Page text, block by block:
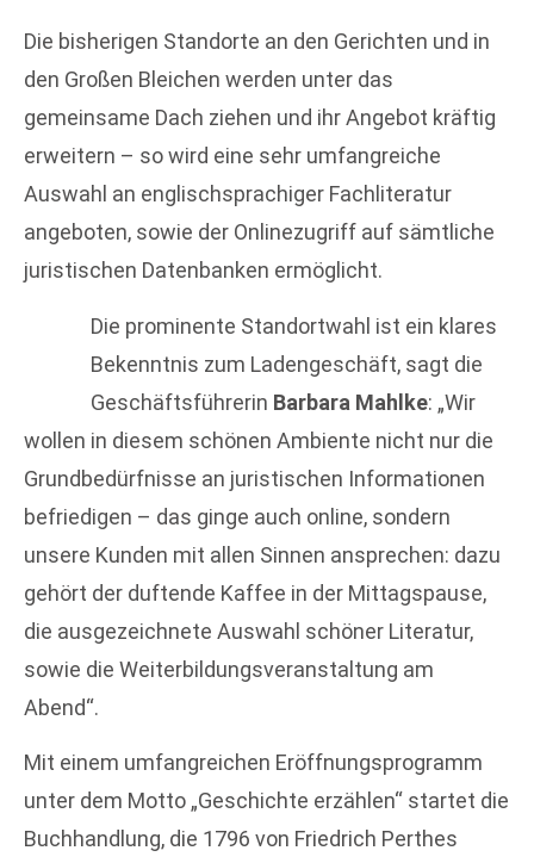
Die bisherigen Standorte an den Gerichten und in
den Großen Bleichen werden unter das
gemeinsame Dach ziehen und ihr Angebot kräftig
erweitern – so wird eine sehr umfangreiche
Auswahl an englischsprachiger Fachliteratur
angeboten, sowie der Onlinezugriff auf sämtliche
juristischen Datenbanken ermöglicht.
Die prominente Standortwahl ist ein klares
Bekenntnis zum Ladengeschäft, sagt die
Geschäftsführerin Barbara Mahlke: „Wir
wollen in diesem schönen Ambiente nicht nur die
Grundbedürfnisse an juristischen Informationen
befriedigen – das ginge auch online, sondern
unsere Kunden mit allen Sinnen ansprechen: dazu
gehört der duftende Kaffee in der Mittagspause,
die ausgezeichnete Auswahl schöner Literatur,
sowie die Weiterbildungsveranstaltung am
Abend“.
Mit einem umfangreichen Eröffnungsprogramm
unter dem Motto „Geschichte erzählen“ startet die
Buchhandlung, die 1796 von Friedrich Perthes